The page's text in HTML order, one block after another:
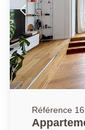
accecible à
proximité immédiate. Ne
opportunité
Référence